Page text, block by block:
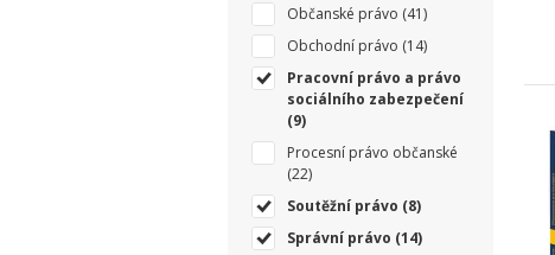
Občanské právo (41)
Obchodní právo (14)
Pracovní právo a právo
sociálního zabezpečení
(9)
Procesní právo občanské
(22)
Soutěžní právo (8)
Správní právo (14)